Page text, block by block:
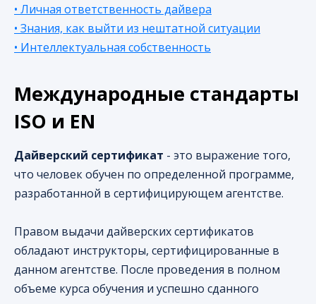
• Личная ответственность дайвера
• Знания, как выйти из нештатной ситуации
• Интеллектуальная собственность
Международные стандарты
ISO и EN
Дайверский сертификат - это выражение того,
что человек обучен по определенной программе,
разработанной в сертифицирующем агентстве.
Правом выдачи дайверских сертификатов
обладают инструкторы, сертифицированные в
данном агентстве. После проведения в полном
объеме курса обучения и успешно сданного